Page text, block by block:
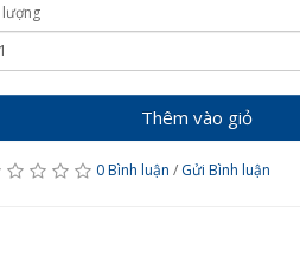
lượng
Thêm vào giỏ
0 Bình luận / Gửi Bình luận